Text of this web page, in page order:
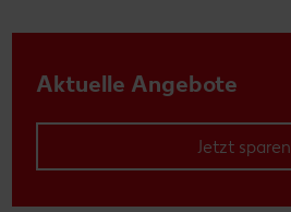
Aktuelle Angebote
Jetzt sparen